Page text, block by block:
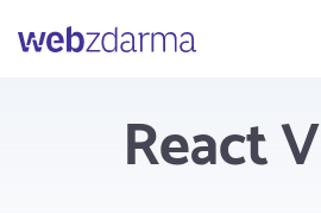
Webzdarma
React